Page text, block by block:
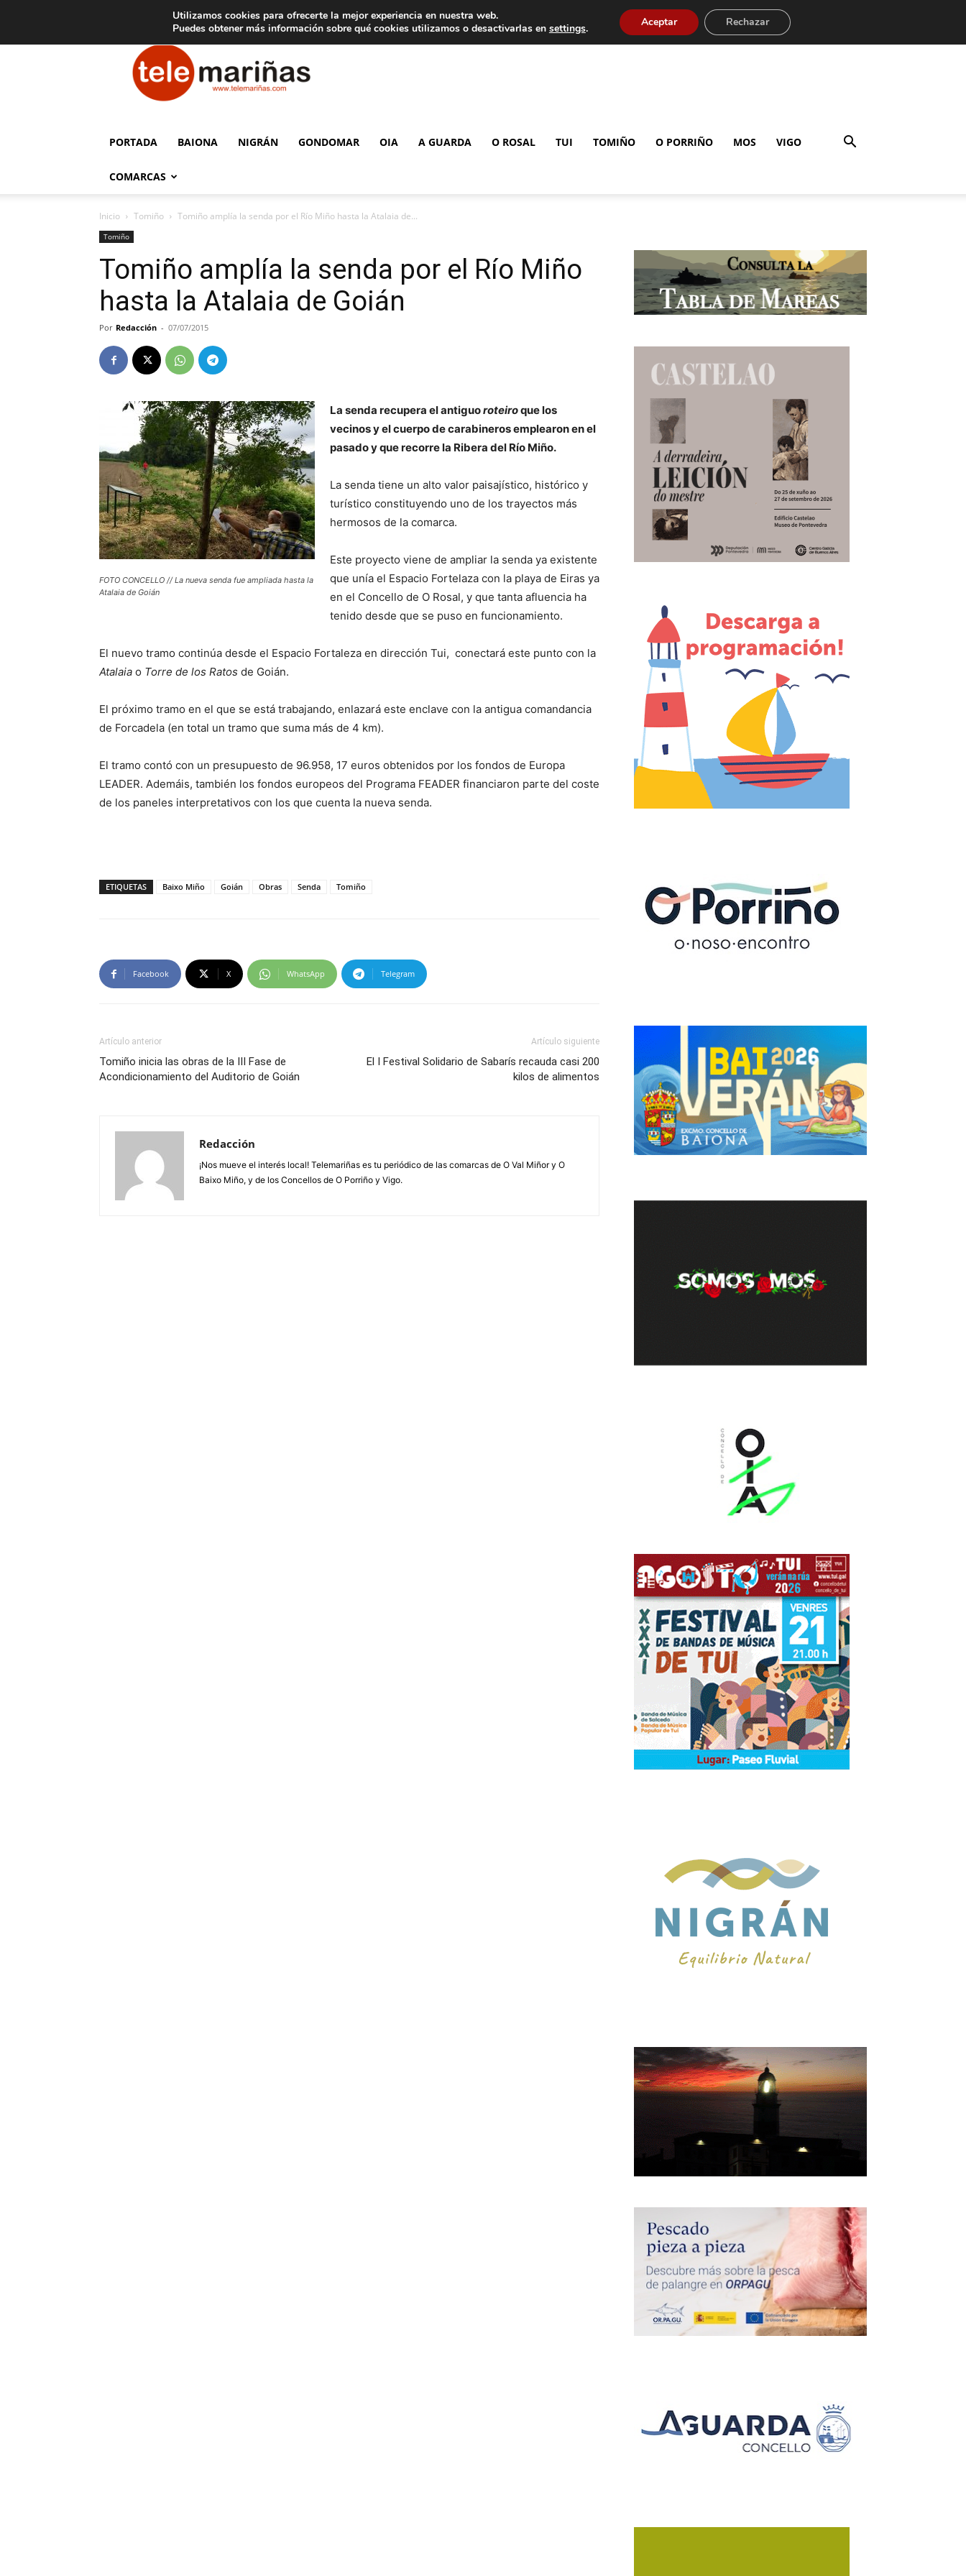
Aviso legal Tarifas de publicidad
Telemariñas
PORTADA BAIONA NIGRÁN GONDOMAR OIA A GUARDA O ROSAL TUI TOMIÑO O PORRIÑO MOS VIGO
COMARCAS
Inicio Tomiño Tomiño amplía la senda por el Río Miño hasta la Atalaia de...
Tomiño
Tomiño amplía la senda por el Río Miño
hasta la Atalaia de Goián
Por Redacción - 07/07/2015
FOTO CONCELLO // La nueva senda fue ampliada hasta la
Atalaia de Goián
La senda recupera el antiguoroteiroque los
vecinos y el cuerpo de carabineros emplearon en el
pasado y que recorre la Ribera del Río Miño.
La senda tiene un alto valor paisajístico, histórico y
turístico constituyendo uno de los trayectos más
hermosos de la comarca.
Este proyecto viene de ampliar la senda ya existente
que unía el Espacio Fortelaza con la playa de Eiras ya
en el Concello de O Rosal, y que tanta afluencia ha
tenido desde que se puso en funcionamiento.
El nuevo tramo continúa desde el Espacio Fortaleza en dirección Tui, conectará este punto con la
Atalaia o Torre de los Ratos de Goián.
El próximo tramo en el que se está trabajando, enlazará este enclave con la antigua comandancia
de Forcadela (en total un tramo que suma más de 4 km).
El tramo contó con un presupuesto de 96.958, 17 euros obtenidos por los fondos de Europa
LEADER. Ademáis, también los fondos europeos del Programa FEADER financiaron parte del coste
de los paneles interpretativos con los que cuenta la nueva senda.
ETIQUETAS Baixo Miño Goián Obras Senda Tomiño
Facebook X WhatsApp Telegram
Artículo anterior
Tomiño inicia las obras de la III Fase de
Acondicionamiento del Auditorio de Goián
Artículo siguiente
El I Festival Solidario de Sabarís recauda casi 200
kilos de alimentos
Redacción
¡Nos mueve el interés local! Telemariñas es tu periódico de las comarcas de O Val Miñor y O
Baixo Miño, y de los Concellos de O Porriño y Vigo.
Utilizamos cookies para ofrecerte la mejor experiencia en nuestra web.
Puedes obtener más información sobre qué cookies utilizamos o desactivarlas en settings. Aceptar Rechazar